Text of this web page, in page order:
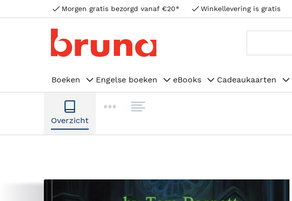
Morgen gratis bezorgd vanaf €20* Winkellevering is gratis
Boeken Engelse boeken eBooks Cadeaukaarten
Overzicht